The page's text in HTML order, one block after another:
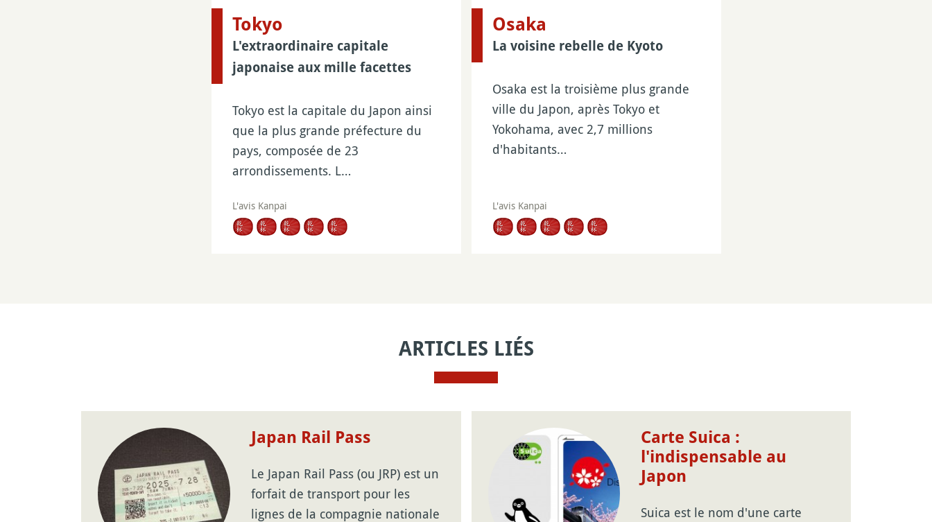
Tokyo
L'extraordinaire capitale
japonaise aux mille facettes
Tokyo est la capitale du Japon ainsi
que la plus grande préfecture du
pays, composée de 23
arrondissements. L…
L'avis Kanpai
Osaka
La voisine rebelle de Kyoto
Osaka est la troisième plus grande
ville du Japon, après Tokyo et
Yokohama, avec 2,7 millions
d'habitants…
L'avis Kanpai
ARTICLES LIÉS
Japan Rail Pass
Le Japan Rail Pass (ou JRP) est un
forfait de transport pour les
lignes de la compagnie nationale
Carte Suica :
l'indispensable au
Japon
Suica est le nom d'une carte